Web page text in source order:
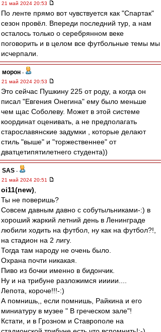
21 май 2024 20:53
По ленте прямо вот чувствуется как "Спартак"
сезон провёл. Впереди последний тур, а нам
осталось только о серебрянном веке
поговорить и в целом все футбольные темы мы
исчерпали.
морон -
21 май 2024 20:53
Это сейчас Пушкину 225 от роду, а когда он
писал "Евгения Онегина" ему было меньше
чем щас Соболеву. Может в этой системе
координат оценивать, а не предполагать
старославянские задумки , которые делают
стиль "выше" и "торжественнее" от
дватцетипятилетнего студента))
SAS -
21 май 2024 20:51
oi11(new)
Ты не поверишь?
Совсем давным давно с собутыльниками-:) в
хороший жаркий летний день в Ленинграде
любили ходить на футбол, ну как на футбол?!,
на стадион на 2 лигу.
Тогда там народу не очень было.
Охрана почти никакая.
Пиво из бочки именно в бидончик.
Ну и на трибуне разложимся иииии....
Лепота, короче!!!-:)
А помнишь,, если помнишь, Райкина и его
миниатуру в музее " В греческом зале"!
Кстати, и в Грозном и Ставрополе на